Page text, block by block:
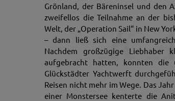
Grönland, der Bäreninsel und den
zweifellos die Teilnahme an der
Welt, der „Operation Sail“ in New
– dann ließ sich eine
Nachdem großzügige Liebhaber
aufgebracht hatten, konnten die
Glückstädter Yachtwerft
Reisen nicht mehr im Wege. Das
einer Monstersee kenterte die